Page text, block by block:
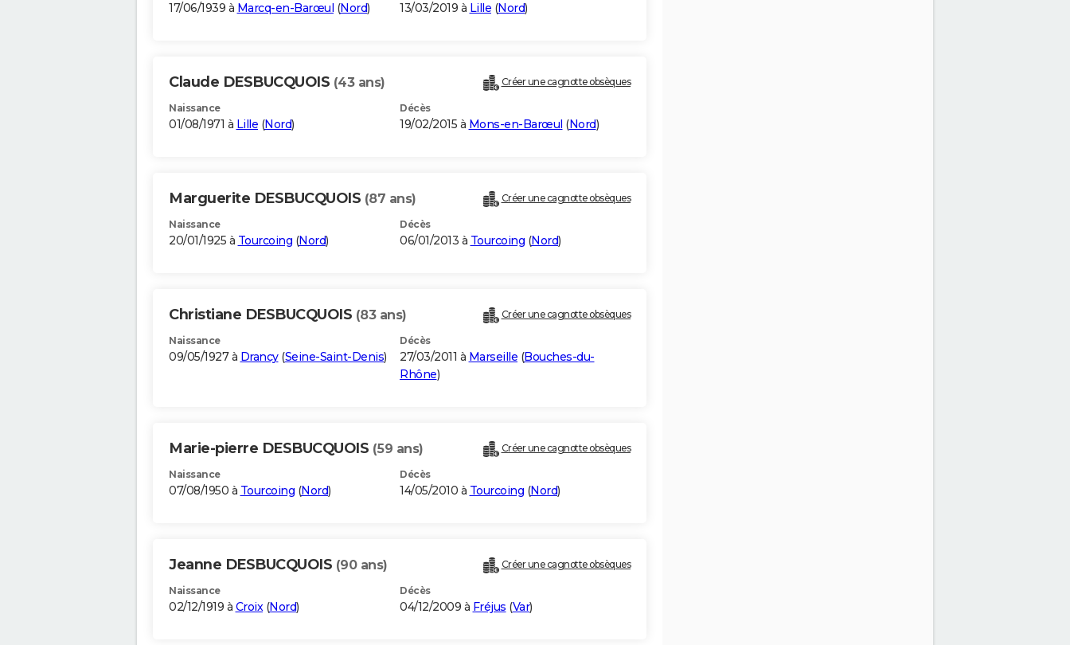
17/06/1939 à Marcq-en-Barœul (Nord) 13/03/2019 à Lille (Nord)
Claude DESBUCQUOIS (43 ans) Créer une cagnotte obsèques
Naissance
01/08/1971 à Lille (Nord)
Décès
19/02/2015 à Mons-en-Barœul (Nord)
Marguerite DESBUCQUOIS (87 ans) Créer une cagnotte obsèques
Naissance
20/01/1925 à Tourcoing (Nord)
Décès
06/01/2013 à Tourcoing (Nord)
Christiane DESBUCQUOIS (83 ans) Créer une cagnotte obsèques
Naissance
09/05/1927 à Drancy(Seine-Saint-Denis)
Décès
27/03/2011 à Marseille (Bouches-du-
Rhône)
Marie-pierre DESBUCQUOIS (59 ans) Créer une cagnotte obsèques
Naissance
07/08/1950 à Tourcoing (Nord)
Décès
14/05/2010 à Tourcoing (Nord)
Jeanne DESBUCQUOIS (90 ans) Créer une cagnotte obsèques
Naissance
02/12/1919 à Croix(Nord)
Décès
04/12/2009 à Fréjus (Var)